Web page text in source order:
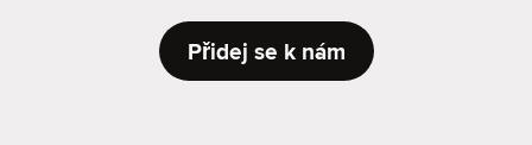
Přidej se k nám